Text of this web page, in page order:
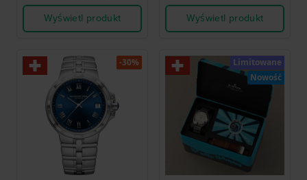
Wyświetl produkt
Wyświetl produkt
-30%
Limitowane
Nowość